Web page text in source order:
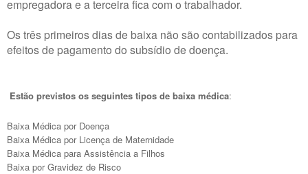
empregadora e a terceira fica com o trabalhador.
Os três primeiros dias de baixa não são contabilizados para
efeitos de pagamento do subsídio de doença.
Estão previstos os seguintes tipos de baixa médica:
Baixa Médica por Doença
Baixa Médica por Licença de Maternidade
Baixa Médica para Assistência a Filhos
Baixa por Gravidez de Risco